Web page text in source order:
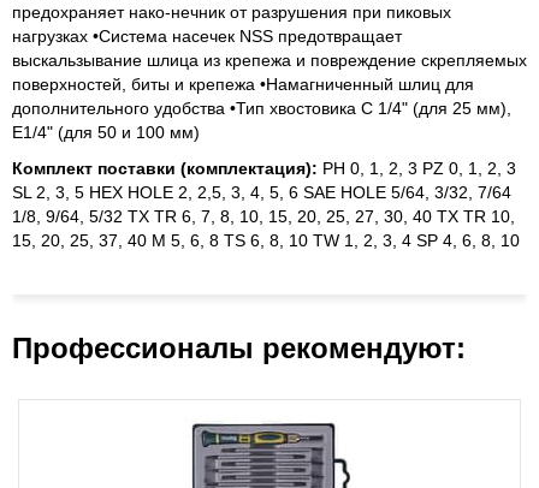
предохраняет нако-нечник от разрушения при пиковых
нагрузках •Система насечек NSS предотвращает
выскальзывание шлица из крепежа и повреждение скрепляемых
поверхностей, биты и крепежа •Намагниченный шлиц для
дополнительного удобства •Тип хвостовика С 1/4" (для 25 мм),
Е1/4" (для 50 и 100 мм)
Комплект поставки (комплектация): PH 0, 1, 2, 3 PZ 0, 1, 2, 3
SL 2, 3, 5 HEX HOLE 2, 2,5, 3, 4, 5, 6 SAE HOLE 5/64, 3/32, 7/64
1/8, 9/64, 5/32 TX TR 6, 7, 8, 10, 15, 20, 25, 27, 30, 40 TX TR 10,
15, 20, 25, 37, 40 M 5, 6, 8 TS 6, 8, 10 TW 1, 2, 3, 4 SP 4, 6, 8, 10
Профессионалы рекомендуют: